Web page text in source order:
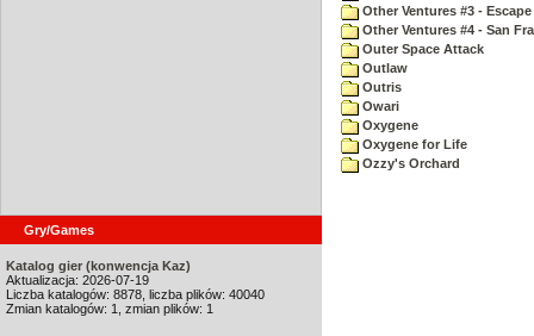
Gry/Games
Katalog gier (konwencja Kaz)
Aktualizacja: 2026-07-19
Liczba katalogów: 8878, liczba plików: 40040
Zmian katalogów: 1, zmian plików: 1
Other Ventures #3 -
Other Ventures #4 - San
Outer Space Attack
Outlaw
Outris
Owari
Oxygene
Oxygene for Life
Ozzy's Orchard